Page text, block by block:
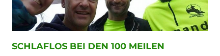
SCHLAFLOS BEI DEN 100 MEILEN